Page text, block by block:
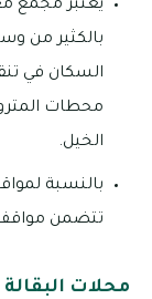
بالكثير من
السكان في
محطات
الخيل.
بالنسبة
تتضمن
محلات